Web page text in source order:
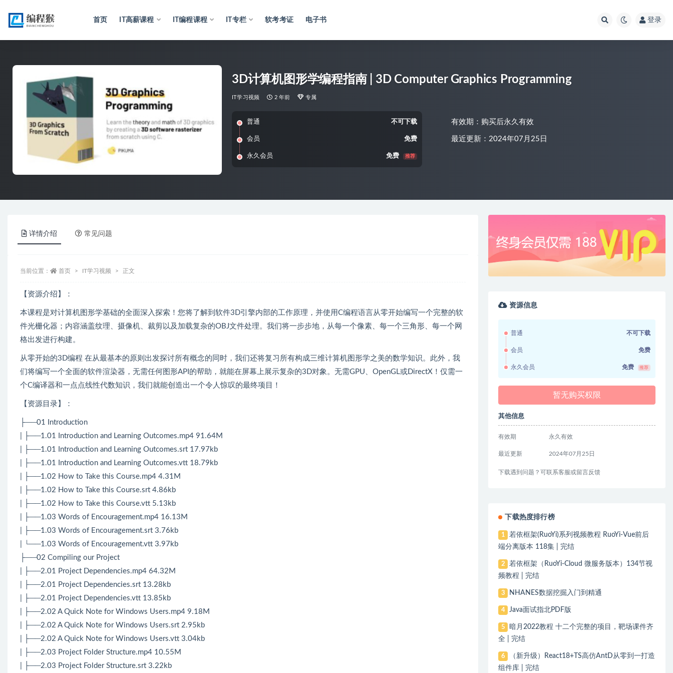
首页 IT高薪课程 IT编程课程 IT专栏 软考考证 电子书 登录
3D计算机图形学编程指南 | 3D Computer Graphics Programming
IT学习视频 2 年前 专属
普通 不可下载
会员 免费
永久会员 免费 推荐
有效期：购买后永久有效
最近更新：2024年07月25日
详情介绍 常见问题
当前位置： 首页 IT学习视频 正文
【资源介绍】：
本课程是对计算机图形学基础的全面深入探索！您将了解到软件3D引擎内部的工作原理，并使用C编程语言从零开始编写一个完整的软
件光栅化器；内容涵盖纹理、摄像机、裁剪以及加载复杂的OBJ文件处理。我们将一步步地，从每一个像素、每一个三角形、每一个网
格出发进行构建。
从零开始的3D编程 在从最基本的原则出发探讨所有概念的同时，我们还将复习所有构成三维计算机图形学之美的数学知识。此外，我
们将编写一个全面的软件渲染器，无需任何图形API的帮助，就能在屏幕上展示复杂的3D对象。无需GPU、OpenGL或DirectX！仅需一
个C编译器和一点点线性代数知识，我们就能创造出一个令人惊叹的最终项目！
【资源目录】：
├──01 Introduction
| ├──1.01 Introduction and Learning Outcomes.mp4 91.64M
| ├──1.01 Introduction and Learning Outcomes.srt 17.97kb
| ├──1.01 Introduction and Learning Outcomes.vtt 18.79kb
| ├──1.02 How to Take this Course.mp4 4.31M
| ├──1.02 How to Take this Course.srt 4.86kb
| ├──1.02 How to Take this Course.vtt 5.13kb
| ├──1.03 Words of Encouragement.mp4 16.13M
| ├──1.03 Words of Encouragement.srt 3.76kb
| └──1.03 Words of Encouragement.vtt 3.97kb
├──02 Compiling our Project
| ├──2.01 Project Dependencies.mp4 64.32M
| ├──2.01 Project Dependencies.srt 13.28kb
| ├──2.01 Project Dependencies.vtt 13.85kb
| ├──2.02 A Quick Note for Windows Users.mp4 9.18M
| ├──2.02 A Quick Note for Windows Users.srt 2.95kb
| ├──2.02 A Quick Note for Windows Users.vtt 3.04kb
| ├──2.03 Project Folder Structure.mp4 10.55M
| ├──2.03 Project Folder Structure.srt 3.22kb
资源信息
普通 不可下载
会员 免费
永久会员 免费 推荐
暂无购买权限
其他信息
有效期 永久有效
最近更新 2024年07月25日
下载遇到问题？可联系客服或留言反馈
下载热度排行榜
1
若依框架(RuoYi)系列视频教程 RuoYi-Vue前后
端分离版本 118集 | 完结
2
若依框架（RuoYi-Cloud 微服务版本）134节视
频教程 | 完结
3 NHANES数据挖掘入门到精通
4 Java面试指北PDF版
5
暗月2022教程 十二个完整的项目，靶场课件齐
全 | 完结
6
（新升级）React18+TS高仿AntD从零到一打造
组件库 | 完结